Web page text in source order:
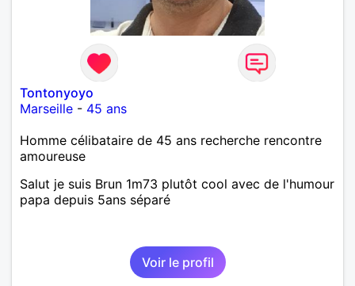
Tontonyoyo
Marseille - 45 ans
Homme célibataire de 45 ans recherche rencontre
amoureuse
Salut je suis Brun 1m73 plutôt cool avec de l'humour
papa depuis 5ans séparé
Voir le profil